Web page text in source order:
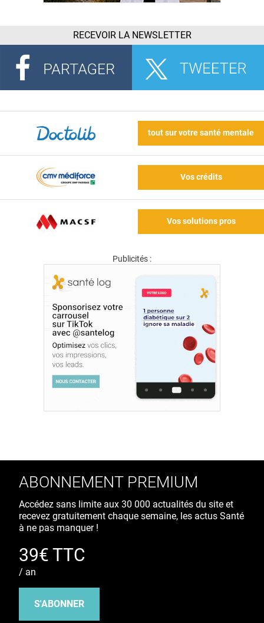
RECEVOIR LA NEWSLETTER
tout sur votre santé mentale
Vos crédits
Vos solutions pros
Publicités :
ABONNEMENT PREMIUM
Accédez sans limite aux 30 000 actualités du site et
recevez gratuitement chaque semaine, les actus Santé
à ne pas manquer !
39€ TTC
/ an
S'ABONNER